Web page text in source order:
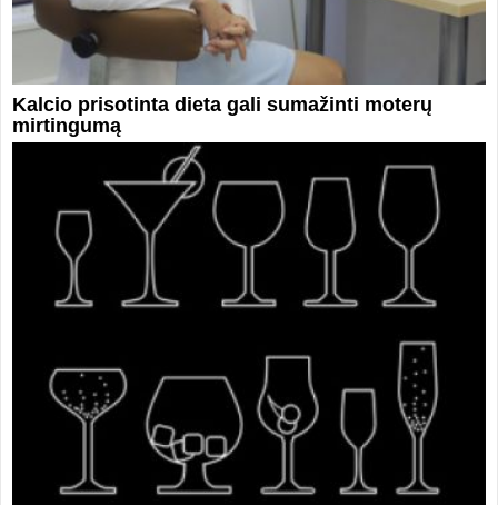
Kalcio prisotinta dieta gali sumažinti moterų
mirtingumą